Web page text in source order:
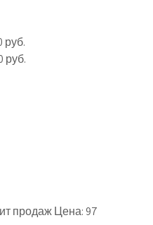
руб.
руб.
продаж Цена:97